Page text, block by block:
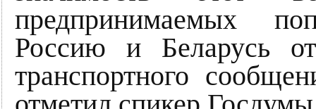
предпринимаемых
Россию и Беларусь
транспортного